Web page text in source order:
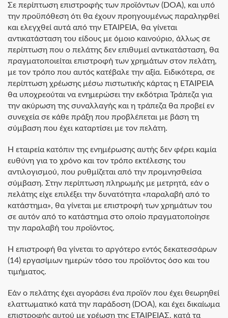
Σε περίπτωση επιστροφής των προϊόντων (DOA), και υπό
την προϋπόθεση ότι θα έχουν προηγουμένως παραληφθεί
και ελεγχθεί αυτά από την ΕΤΑΙΡΕΙΑ, θα γίνεται
αντικατάσταση του είδους με όμοιο καινούριο, άλλως σε
περίπτωση που ο πελάτης δεν επιθυμεί αντικατάσταση, θα
πραγματοποιείται επιστροφή των χρημάτων στον πελάτη,
με τον τρόπο που αυτός κατέβαλε την αξία. Ειδικότερα, σε
περίπτωση χρέωσης μέσω πιστωτικής κάρτας η ΕΤΑΙΡΕΙΑ
θα υποχρεούται να ενημερώσει την εκδότρια Τράπεζα για
την ακύρωση της συναλλαγής και η τράπεζα θα προβεί εν
συνεχεία σε κάθε πράξη που προβλέπεται με βάση τη
σύμβαση που έχει καταρτίσει με τον πελάτη.
Η εταιρεία κατόπιν της ενημέρωσης αυτής δεν φέρει καμία
ευθύνη για το χρόνο και τον τρόπο εκτέλεσης του
αντιλογισμού, που ρυθμίζεται από την προμνησθείσα
σύμβαση. Στην περίπτωση πληρωμής με μετρητά, εάν ο
πελάτης είχε επιλέξει την δυνατότητα «παραλαβή από το
κατάστημα», θα γίνεται με επιστροφή των χρημάτων του
σε αυτόν από το κατάστημα στο οποίο πραγματοποίησε
την παραλαβή του προϊόντος.
Η επιστροφή θα γίνεται το αργότερο εντός δεκατεσσάρων
(14) εργασίμων ημερών τόσο του προϊόντος όσο και του
τιμήματος.
Εάν ο πελάτης έχει αγοράσει ένα προϊόν που έχει θεωρηθεί
ελαττωματικό κατά την παράδοση (DOA), και έχει δικαίωμα
επιστροφής αυτού με χρέωση της ΕΤΑΙΡΕΙΑΣ, κατά τα